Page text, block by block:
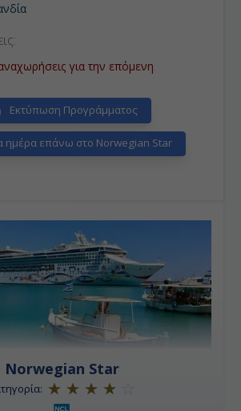
για την επόμενη
Εκτύπωση Προγράμματος
ημέρα επάνω στο Norwegian Star
Norwegian Star